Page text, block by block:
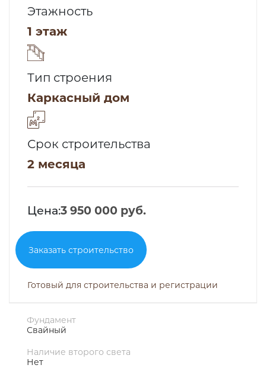
Этажность
1 этаж
Тип строения
Каркасный дом
Срок строительства
2 месяца
Цена:3 950 000 руб.
Заказать строительство
Готовый для строительства и регистрации
Фундамент
Свайный
Наличие второго света
Нет